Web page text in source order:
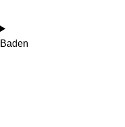
Baden